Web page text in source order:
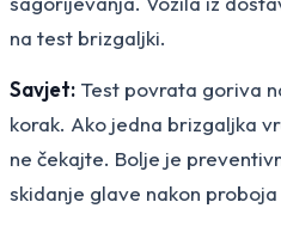
na test brizgaljki.
Savjet: Test povrata goriva
korak. Ako jedna brizgaljka
ne čekajte. Bolje je
skidanje glave nakon proboja